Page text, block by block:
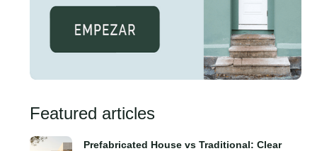
Featured articles
Prefabricated House vs Traditional: Clear